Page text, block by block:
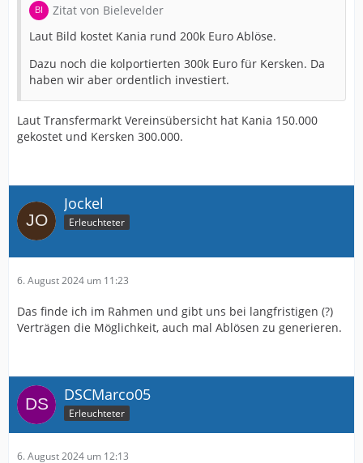
Zitat von Bielevelder
Laut Bild kostet Kania rund 200k Euro Ablöse.
Dazu noch die kolportierten 300k Euro für Kersken. Da
haben wir aber ordentlich investiert.
Laut Transfermarkt Vereinsübersicht hat Kania 150.000
gekostet und Kersken 300.000.
Jockel
Erleuchteter
6. August 2024 um 11:23
Das finde ich im Rahmen und gibt uns bei langfristigen (?)
Verträgen die Möglichkeit, auch mal Ablösen zu generieren.
DSCMarco05
Erleuchteter
6. August 2024 um 12:13